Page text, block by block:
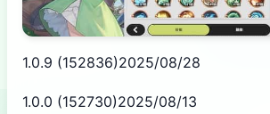
1.0.9 (152836)2025/08/28
1.0.0 (152730)2025/08/13